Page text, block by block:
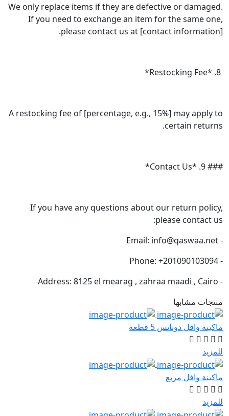
We only replace items if they are
If you need to exchange an item for
please contact us at
A restocking fee of [percentage, e.g.,
If you have any questions about
قطعة